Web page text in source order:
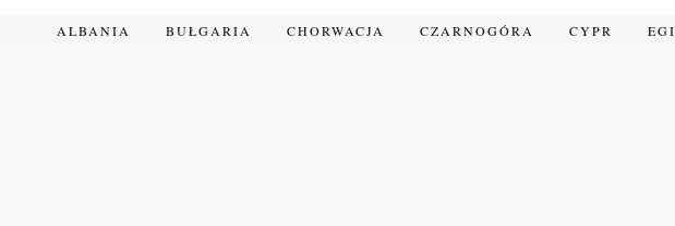
ALBANIA BUŁGARIA CHORWACJA CZARNOGÓRA CYPR